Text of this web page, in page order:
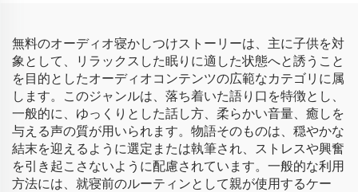
無料のオーディオ寝かしつけストーリーは、主に子供を対
象として、リラックスした眠りに適した状態へと誘うこと
を目的としたオーディオコンテンツの広範なカテゴリに属
します。このジャンルは、落ち着いた語り口を特徴とし、
一般的に、ゆっくりとした話し方、柔らかい音量、癒しを
与える声の質が用いられます。物語そのものは、穏やかな
結末を迎えるように選定または執筆され、ストレスや興奮
を引き起こさないように配慮されています。一般的な利用
方法には、就寝前のルーティンとして親が使用するケー